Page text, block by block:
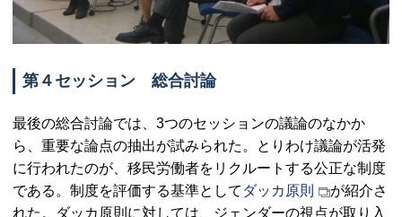
第４セッション 総合討論
最後の総合討論では、3つのセッションの議論のなかか
ら、重要な論点の抽出が試みられた。とりわけ議論が活発
に行われたのが、移民労働者をリクルートする公正な制度
である。制度を評価する基準として ダッカ原則
が紹介さ
れた。ダッカ原則に対しては、ジェンダーの視点が取り入